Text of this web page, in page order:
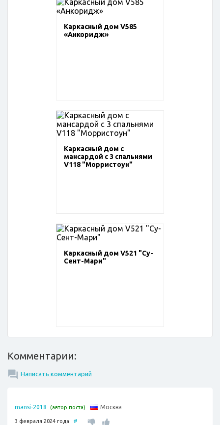
Каркасный дом V585
«Анкоридж»
Каркасный дом с
мансардой с 3 спальнями
V118 "Морристоун"
Каркасный дом V521 "Су-
Сент-Мари"
Комментарии:
Написать комментарий
mansi-2018 (автор поста) Москва
3 февраля 2024 года #